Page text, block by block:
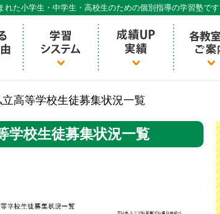
れた小学生・中学生・高校生のための個別指導の学習塾で
ベストワン
高等学校生徒募集状況一覧
学校生徒募集状況一覧